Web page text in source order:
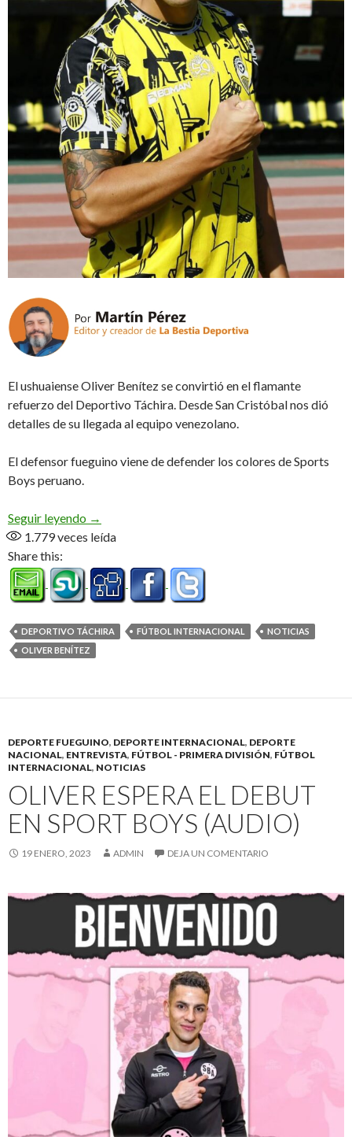
El ushuaiense Oliver Benítez se convirtió en el flamante
refuerzo del Deportivo Táchira. Desde San Cristóbal nos dió
detalles de su llegada al equipo venezolano.
El defensor fueguino viene de defender los colores de Sports
Boys peruano.
Seguir leyendo «Contento de sumarme al equipo y poder jugar
→
1.779veces leída
Share this:
DEPORTIVO TÁCHIRA FÚTBOL INTERNACIONAL
NOTICIAS
OLIVER BENÍTEZ
DEPORTE FUEGUINO, DEPORTE INTERNACIONAL, DEPORTE
NACIONAL, ENTREVISTA, FÚTBOL - PRIMERA DIVISIÓN, FÚTBOL
INTERNACIONAL, NOTICIAS
OLIVER ESPERA EL DEBUT
EN SPORT BOYS (AUDIO)
19 ENERO, 2023 ADMIN DEJA UN COMENTARIO